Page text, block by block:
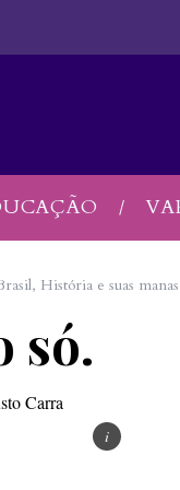
, História e suas manas
só.
Carra